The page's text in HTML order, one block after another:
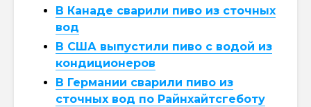
В Канаде сварили пиво из сточных
вод
В США выпустили пиво с водой из
кондиционеров
В Германии сварили пиво из
сточных вод по Райнхайтсгеботу